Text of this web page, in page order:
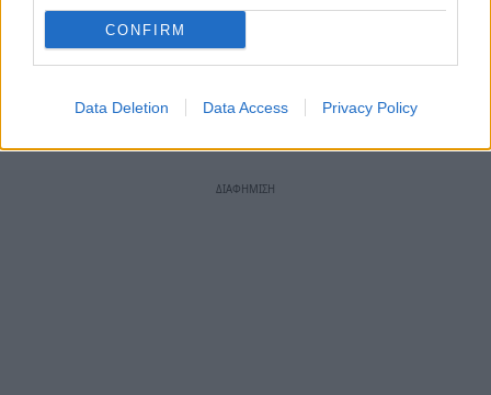
CONFIRM
Data Deletion Data Access Privacy Policy
* Τα άρθρα δεν απηχούν απαραίτητα τη γνώμη του
notospress.gr